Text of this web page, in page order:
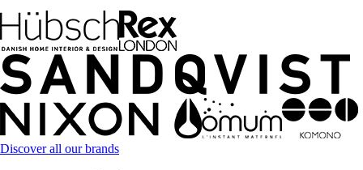
Discover all our brands